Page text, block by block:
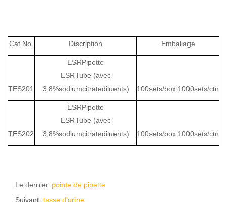
Cat.No. Discription Emballage
TES201
ESRPipette
ESRTube (avec
3,8%sodiumcitratediluents)
100sets/box,1000sets/ctn
TES202
ESRPipette
ESRTube (avec
3,8%sodiumcitratediluents)
100sets/box.1000sets/ctn
Le dernier.:pointe de pipette
Suivant.:tasse d'urine